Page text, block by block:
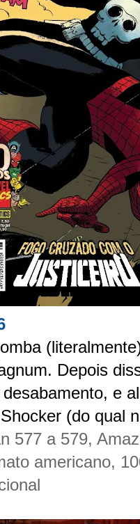
Depois
e
(do qual
577 a 579,
americano,